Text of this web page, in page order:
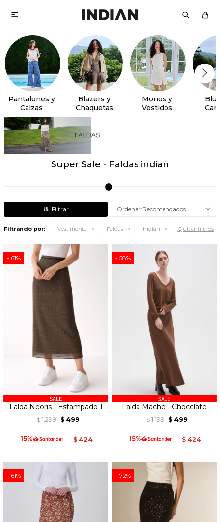

Pantalones y
Calzas
Blazers y
Chaquetas
Monos y
Vestidos
Super Sale - Faldas indian
Recomendados
Filtrando por: Vestimenta Faldas indian Quitar filtros
61
Falda Neoris - Estampado 1
$ 1.299 $ 499
$ 424
58
Falda Mache - Chocolate
$ 1.199 $ 499
$ 424
61 72